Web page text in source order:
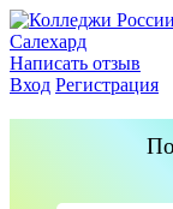
Салехард
Написать отзыв
Вход Регистрация